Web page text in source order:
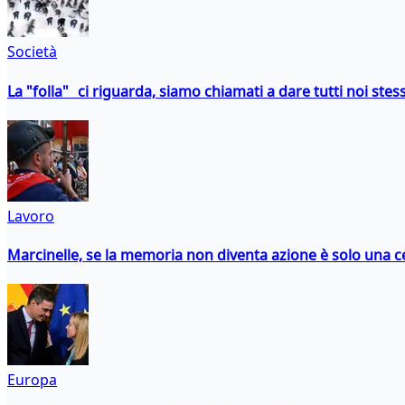
Società
La "folla" ci riguarda, siamo chiamati a dare tutti noi
Lavoro
Marcinelle, se la memoria non diventa azione è solo una
Europa